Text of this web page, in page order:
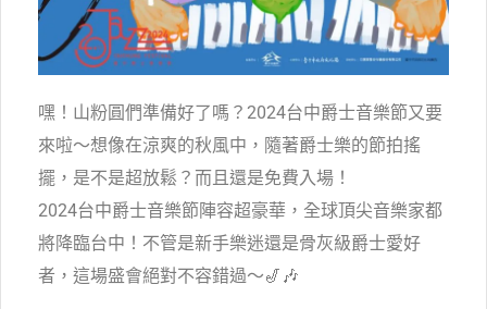
嘿！山粉圓們準備好了嗎？2024台中爵士音樂節又要
來啦～想像在涼爽的秋風中，隨著爵士樂的節拍搖
擺，是不是超放鬆？而且還是免費入場！
2024台中爵士音樂節陣容超豪華，全球頂尖音樂家都
將降臨台中！不管是新手樂迷還是骨灰級爵士愛好
者，這場盛會絕對不容錯過～🎷🎶